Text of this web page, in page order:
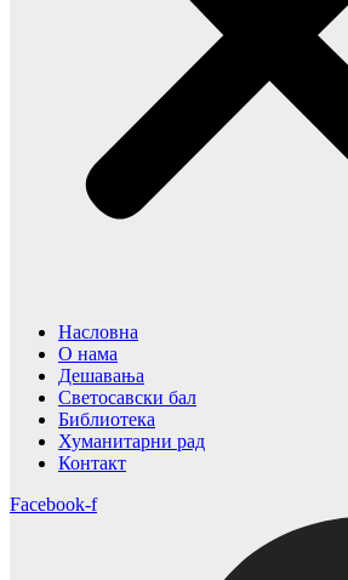
Насловна
О нама
Дешавања
Светосавски бал
Библиотека
Хуманитарни рад
Контакт
Facebook-f